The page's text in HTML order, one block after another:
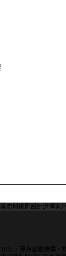
布料總匯設計選擇客
年，專為金融機構、